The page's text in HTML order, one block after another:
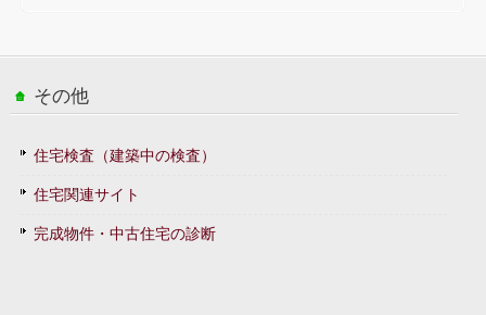
その他
住宅検査（建築中の検査）
住宅関連サイト
完成物件・中古住宅の診断